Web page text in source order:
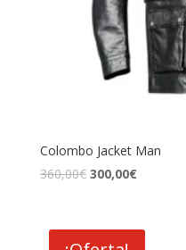
Colombo Jacket Man
360,00€ El
era:
300,00€El
es: